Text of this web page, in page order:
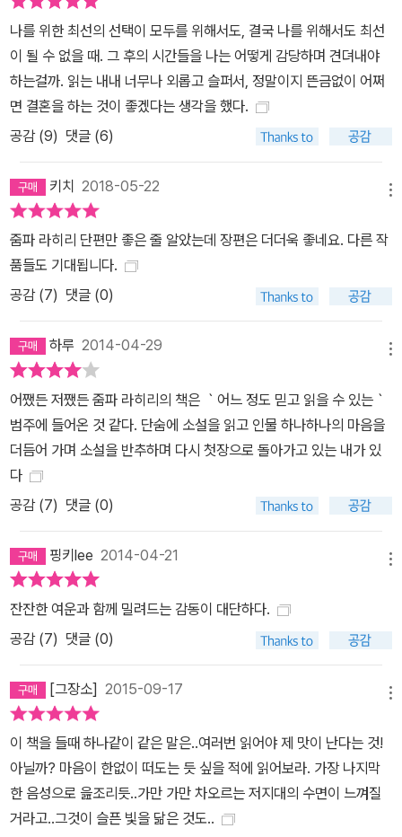
『저지대』는 인도와 미국을 배경으로 4대에 걸친 개인사를 농밀하게
들여다본다. 영국 식민지에서 벗어나 독립국으로서 기반을 마련해가
던 6, 70년대 인도와 미국이 주 배경으로, 시대와 개인, 개인과 개인
의 관계를 2000년대에 이르기까지 침착한 눈길로 묵묵히 따른다. 영
국인이 드나들던 골프장과 인도인 촌락 사이에 자리한 저지대. 그곳
은 식민지였던 인도와 독립국 인도를 가르는 상징적 경계이자 형제의
어릴 적 추억이 각인된 곳이며, 동생 우다얀이 끝내 목숨을 잃은 장소
다. 우기가 끝나면 저지대에 고이는 물처럼, 형 수바시와 아내 가우리
그리고 부모님의 머릿속에는 동생 우다얀이 혁명 운동을 하다가 총살
당한 기억이 깊게 고였다. 이들은 우다얀과의 추억이 아로새겨진 캘
커타의 집에서, 또는 우다얀이 남긴 상처를 피해 멀리 미국 로드아일
랜드에서 나름의 삶을 살아간다. 집안일을 하고, 장을 보고, 일을 다니
어렵고, 산 사람들의 뇌리에 남는다. 우다얀에 관한 기억은 아내 가우
리와 딸 벨라, 나아가 벨라의 딸인 메그나의 삶에까지 대를 이어 영향
나면 조그만 회교성원이 보인다. 회교성원을 돌아가면 조용한 주거지
가 나온다. 좁은 길과 주로 중산층이 사는 집들이 빽빽이 들어선 곳이
다. 한때 이 주거지 안에 길쭉한 연못 두 개가 나란히 있었다. 연못 뒤
로는 그리 넓지 않은 저지대가 펼쳐져 있었다. 우기가 끝나면 연못의
수위가 높아져서 두 연못 사이에 쌓은 제방이 보이지 않았다. 저지대
고여 있었다. -13쪽 소설의 시작이 암시하듯 등장인물들의 삶은 얼핏
운명대로 정해진 길을 걷는 듯하다. 하지만 줌파 라히리의 이야기는
결론만을 향해 맹렬히 치닫지 않는다. 그보다는 인물들 각각의 삶을
장마다 번갈아 배치하여 특정인 중심의 서사에 제동을 걸고, 인생에
는 다양한 관점과 기억, 다양한 기로의 순간이 있음을 차분하게 보여
준다. 삶이란 시간과 기억이 쌓여 사후적으로 의미를 띠는 것이듯, 여
러 인물의 관점을 모아 삶의 총체를 빚어내는 『저지대』 역시 마지막
장을 덮기 전까지는 저마다의 선택과 행동을 섣부르게 가치판단하기
어렵다. 마지막 장을 덮은 뒤에도 각자의 삶이 옳았는지 말하기는 힘
든데, “현재진행형처럼, 점묘파 그림처럼”(<뉴욕리뷰오브북스>) 지
나온 장면들이, 기억의 속성이 그렇듯, 불쑥불쑥 튀어나와 아릿한 감
나를 위한 최선의 선택이 모두를 위해서도, 결국 나를 위해서도 최선
이 될 수 없을 때. 그 후의 시간들을 나는 어떻게 감당하며 견뎌내야
하는걸까. 읽는 내내 너무나 외롭고 슬퍼서, 정말이지 뜬금없이 어쩌
면 결혼을 하는 것이 좋겠다는 생각을 했다.
공감 (9) 댓글 (6)
키치 2018-05-22
줌파 라히리 단편만 좋은 줄 알았는데 장편은 더더욱 좋네요. 다른 작
품들도 기대됩니다.
공감 (7) 댓글 (0)
하루 2014-04-29
어쨌든 저쨌든 줌파 라히리의 책은 ｀어느 정도 믿고 읽을 수 있는｀
범주에 들어온 것 같다. 단숨에 소설을 읽고 인물 하나하나의 마음을
더듬어 가며 소설을 반추하며 다시 첫장으로 돌아가고 있는 내가 있
다
공감 (7) 댓글 (0)
핑키lee 2014-04-21
잔잔한 여운과 함께 밀려드는 감동이 대단하다.
공감 (7) 댓글 (0)
[그장소] 2015-09-17
이 책을 들때 하나같이 같은 말은..여러번 읽어야 제 맛이 난다는 것!
아닐까? 마음이 한없이 떠도는 듯 싶을 적에 읽어보라. 가장 나지막
한 음성으로 읊조리듯..가만 가만 차오르는 저지대의 수면이 느껴질
거라고..그것이 슬픈 빛을 닮은 것도..